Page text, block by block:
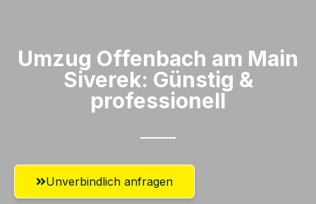
Umzug Offenbach am Main​
Siverek: Günstig &
professionell​
Unverbindlich anfragen